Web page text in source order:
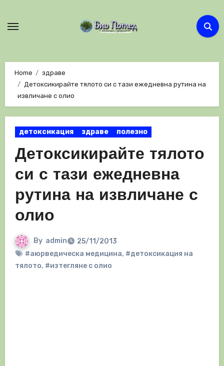
Home
здраве
Детоксикирайте тялото си с тази ежедневна рутина на
извличане с олио
детоксикация здраве полезно
Детоксикирайте тялото
си с тази ежедневна
рутина на извличане с
олио
By admin
25/11/2013
#аюрведическа медицина, #детоксикация на
тялото, #изтегляне с олио